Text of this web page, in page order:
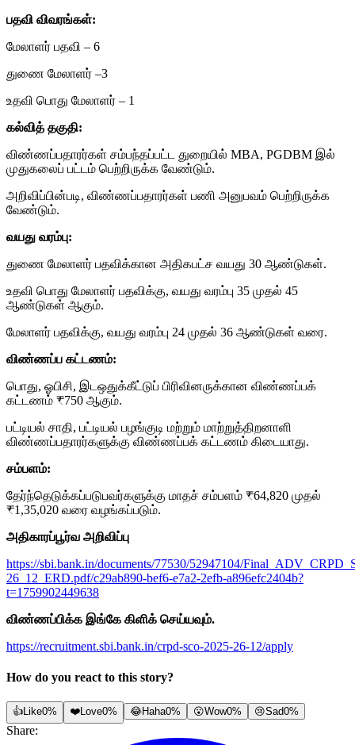
பதவி விவரங்கள்:
மேலாளர் பதவி – 6
துணை மேலாளர் –3
உதவி பொது மேலாளர் – 1
கல்வித் தகுதி:
விண்ணப்பதாரர்கள் சம்பந்தப்பட்ட துறையில் MBA, PGDBM இல்
முதுகலைப் பட்டம் பெற்றிருக்க வேண்டும்.
அறிவிப்பின்படி, விண்ணப்பதாரர்கள் பணி அனுபவம் பெற்றிருக்க
வேண்டும்.
வயது வரம்பு:
துணை மேலாளர் பதவிக்கான அதிகபட்ச வயது 30 ஆண்டுகள்.
உதவி பொது மேலாளர் பதவிக்கு, வயது வரம்பு 35 முதல் 45
ஆண்டுகள் ஆகும்.
மேலாளர் பதவிக்கு, வயது வரம்பு 24 முதல் 36 ஆண்டுகள் வரை.
விண்ணப்ப கட்டணம்:
பொது, ஓபிசி, இடஒதுக்கீட்டுப் பிரிவினருக்கான விண்ணப்பக்
கட்டணம் ₹750 ஆகும்.
பட்டியல் சாதி, பட்டியல் பழங்குடி மற்றும் மாற்றுத்திறனாளி
விண்ணப்பதாரர்களுக்கு விண்ணப்பக் கட்டணம் கிடையாது.
சம்பளம்:
தேர்ந்தெடுக்கப்படுபவர்களுக்கு மாதச் சம்பளம் ₹64,820 முதல்
₹1,35,020 வரை வழங்கப்படும்.
அதிகாரப்பூர்வ அறிவிப்பு
https://sbi.bank.in/documents/77530/52947104/
26_12_ERD.pdf/c29ab890-bef6-e7a2-2efb-a896efc2404b?
t=1759902449638
விண்ணப்பிக்க இங்கே கிளிக் செய்யவும்.
https://recruitment.sbi.bank.in/crpd-sco-2025-26-12/apply
How do you react to this story?
👍Like0% ❤️Love0% 😂Haha0% 😮Wow0% 😢Sad0%
Share: